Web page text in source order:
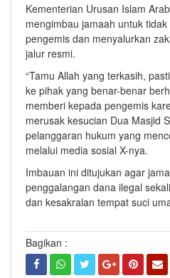
Kementerian Urusan Islam
mengimbau jamaah untuk
pengemis dan menyalurkan
jalur resmi.
“Tamu Allah yang terkasih,
ke pihak yang benar-benar
memberi kepada pengemis
merusak kesucian Dua Masjid
pelanggaran hukum yang
melalui media sosial X-nya.
Imbauan ini ditujukan agar
penggalangan dana ilegal
dan kesakralan tempat suci
Bagikan :